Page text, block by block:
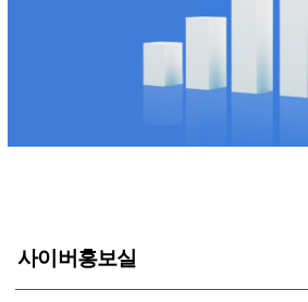
사이버홍보실